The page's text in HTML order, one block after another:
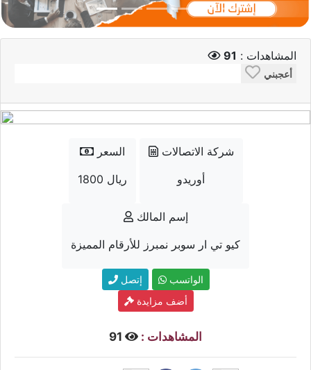
المشاهدات : 91
أعجبني
السعر
1800 ريال
شركة الاتصالات
أوريدو
إسم المالك
كيو تي ار سوبر نمبرز للأرقام المميزة
إتصل
الواتسب
أضف مزايدة
المشاهدات :